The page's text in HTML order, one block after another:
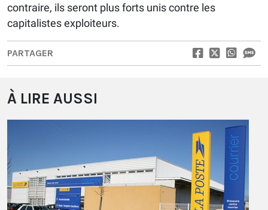
contraire, ils seront plus forts unis contre les
capitalistes exploiteurs.
PARTAGER
À LIRE AUSSI